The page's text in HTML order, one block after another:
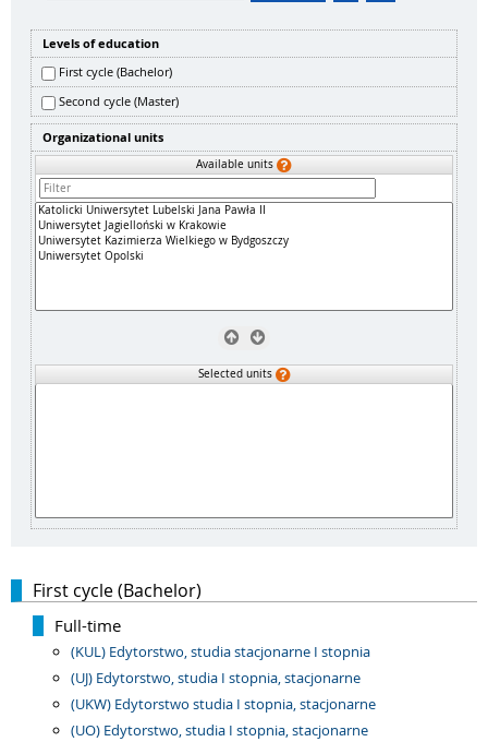
Levels of education
First cycle (Bachelor)
Second cycle (Master)
Organizational units
Available units
Selected units
First cycle (Bachelor)
Full-time
(KUL) Edytorstwo, studia stacjonarne I stopnia
(UJ) Edytorstwo, studia I stopnia, stacjonarne
(UKW) Edytorstwo studia I stopnia, stacjonarne
(UO) Edytorstwo, studia I stopnia, stacjonarne